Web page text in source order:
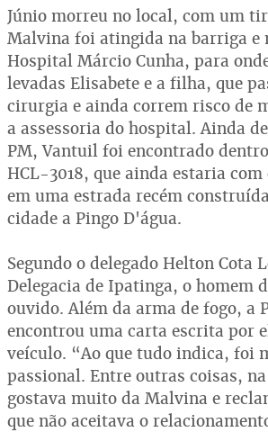
Júnio morreu no local, com um
Malvina foi atingida na barriga e
Hospital Márcio Cunha, para
levadas Elisabete e a filha, que
cirurgia e ainda correm risco de
a assessoria do hospital. Ainda
PM, Vantuil foi encontrado
HCL-3018, que ainda estaria
em uma estrada recém
cidade a Pingo D'água.
Segundo o delegado Helton Cota
Delegacia de Ipatinga, o homem
ouvido. Além da arma de fogo, a
encontrou uma carta escrita por
veículo. “Ao que tudo indica, foi
passional. Entre outras coisas,
gostava muito da Malvina e
que não aceitava o